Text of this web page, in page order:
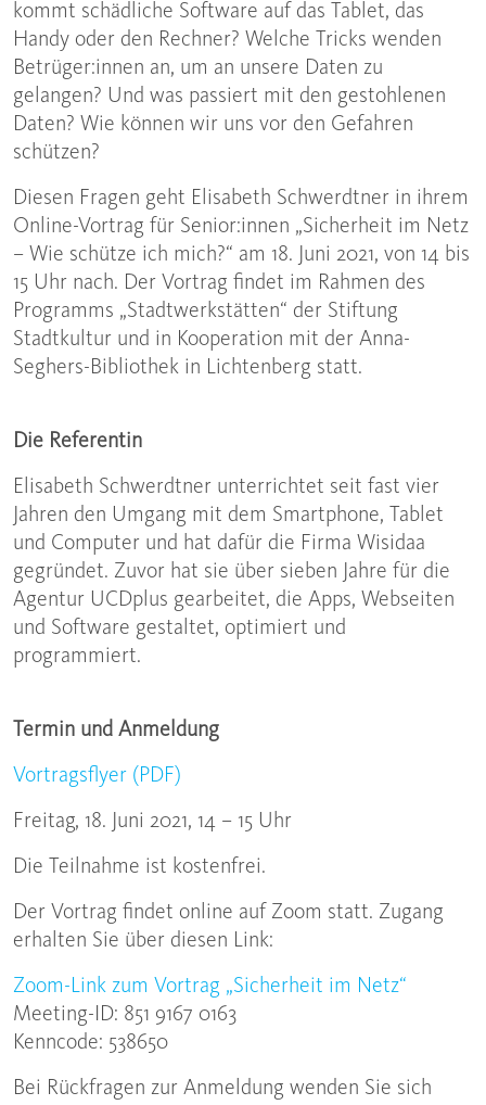
kommt schädliche Software auf das Tablet, das
Handy oder den Rechner? Welche Tricks wenden
Betrüger:innen an, um an unsere Daten zu
gelangen? Und was passiert mit den gestohlenen
Daten? Wie können wir uns vor den Gefahren
schützen?
Diesen Fragen geht Elisabeth Schwerdtner in ihrem
Online-Vortrag für Senior:innen „Sicherheit im Netz
– Wie schütze ich mich?“ am 18. Juni 2021, von 14 bis
15 Uhr nach. Der Vortrag findet im Rahmen des
Programms „Stadtwerkstätten“ der Stiftung
Stadtkultur und in Kooperation mit der Anna-
Seghers-Bibliothek in Lichtenberg statt.
Die Referentin
Elisabeth Schwerdtner unterrichtet seit fast vier
Jahren den Umgang mit dem Smartphone, Tablet
und Computer und hat dafür die Firma Wisidaa
gegründet. Zuvor hat sie über sieben Jahre für die
Agentur UCDplus gearbeitet, die Apps, Webseiten
und Software gestaltet, optimiert und
programmiert.
Termin und Anmeldung
Vortragsflyer (PDF)
Freitag, 18. Juni 2021, 14 – 15 Uhr
Die Teilnahme ist kostenfrei.
Der Vortrag findet online auf Zoom statt. Zugang
erhalten Sie über diesen Link:
Zoom-Link zum Vortrag „Sicherheit im Netz“
Meeting-ID: 851 9167 0163
Kenncode: 538650
Bei Rückfragen zur Anmeldung wenden Sie sich